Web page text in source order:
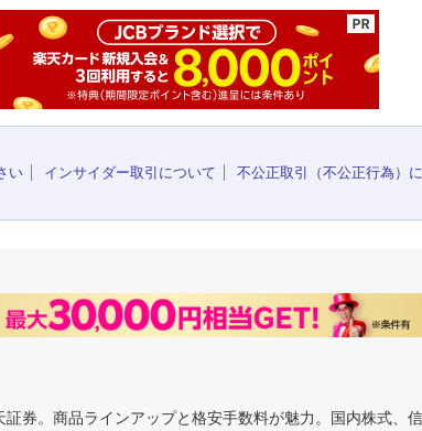
い インサイダー取引について
不公正取引（不公正行為）
券。商品ラインアップと格安手数料が魅力。国内株式、